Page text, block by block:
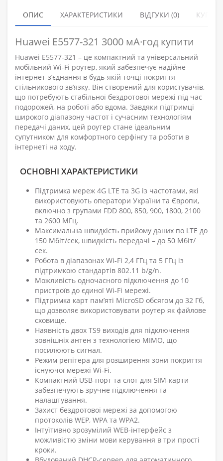
ОПИС ХАРАКТЕРИСТИКИ ВІДГУКИ (0)
Huawei E5577-321 3000 мА·год купити
Huawei E5577-321 – це компактний та універсальний
мобільний Wi-Fi роутер, який забезпечує надійне
інтернет-з’єднання в будь-якій точці покриття
стільникового зв’язку. Він створений для користувачів,
що потребують стабільної бездротової мережі під час
подорожей, на роботі або вдома. Завдяки підтримці
широкого діапазону частот і сучасним технологіям
передачі даних, цей роутер стане ідеальним
супутником для комфортного серфінгу та роботи в
інтернеті на ходу.
ОСНОВНІ ХАРАКТЕРИСТИКИ
Підтримка мереж 4G LTE та 3G із частотами, які
використовують оператори України та Європи,
включно з групами FDD 800, 850, 900, 1800, 2100
та 2600 МГц.
Максимальна швидкість прийому даних по LTE до
150 Мбіт/сек, швидкість передачі – до 50 Мбіт/
сек.
Робота в діапазонах Wi-Fi 2,4 ГГц та 5 ГГц із
підтримкою стандартів 802.11 b/g/n.
Можливість одночасного підключення до 10
пристроїв до єдиної Wi-Fi мережі.
Підтримка карт пам’яті MicroSD обсягом до 32 Гб,
що дозволяє використовувати роутер як файлове
сховище.
Наявність двох TS9 виходів для підключення
зовнішніх антен з технологією MIMO, що
посилюють сигнал.
Режим репітера для розширення зони покриття
існуючої мережі Wi-Fi.
Компактний USB-порт та слот для SIM-карти
забезпечують зручне підключення та
налаштування.
Захист бездротової мережі за допомогою
протоколів WEP, WPA та WPA2.
Інтуїтивно зрозумілий WEB-інтерфейс з
можливістю зміни мови керування в три прості
кроки.